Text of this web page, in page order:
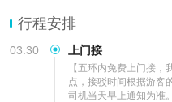
行程安排
03:30 上门接
【五环内免费上门接
点，接驳时间根据游客
司机当天早上通知为准。